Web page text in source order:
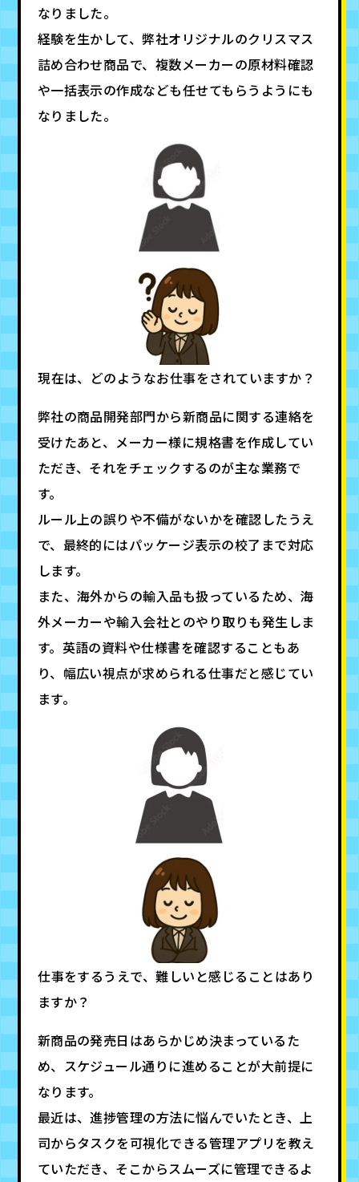
なりました。
経験を生かして、弊社オリジナルのクリスマス
詰め合わせ商品で、複数メーカーの原材料確認
や一括表示の作成なども任せてもらうようにも
なりました。
――現在は、どのようなお仕事をされていますか？
弊社の商品開発部門から新商品に関する連絡を
受けたあと、メーカー様に規格書を作成してい
ただき、それをチェックするのが主な業務で
す。
ルール上の誤りや不備がないかを確認したうえ
で、最終的にはパッケージ表示の校了まで対応
します。
また、海外からの輸入品も扱っているため、海
外メーカーや輸入会社とのやり取りも発生しま
す。英語の資料や仕様書を確認することもあ
り、幅広い視点が求められる仕事だと感じてい
ます。
――仕事をするうえで、難しいと感じることはあり
ますか？
新商品の発売日はあらかじめ決まっているた
め、スケジュール通りに進めることが大前提に
なります。
最近は、進捗管理の方法に悩んでいたとき、上
司からタスクを可視化できる管理アプリを教え
ていただき、そこからスムーズに管理できるよ